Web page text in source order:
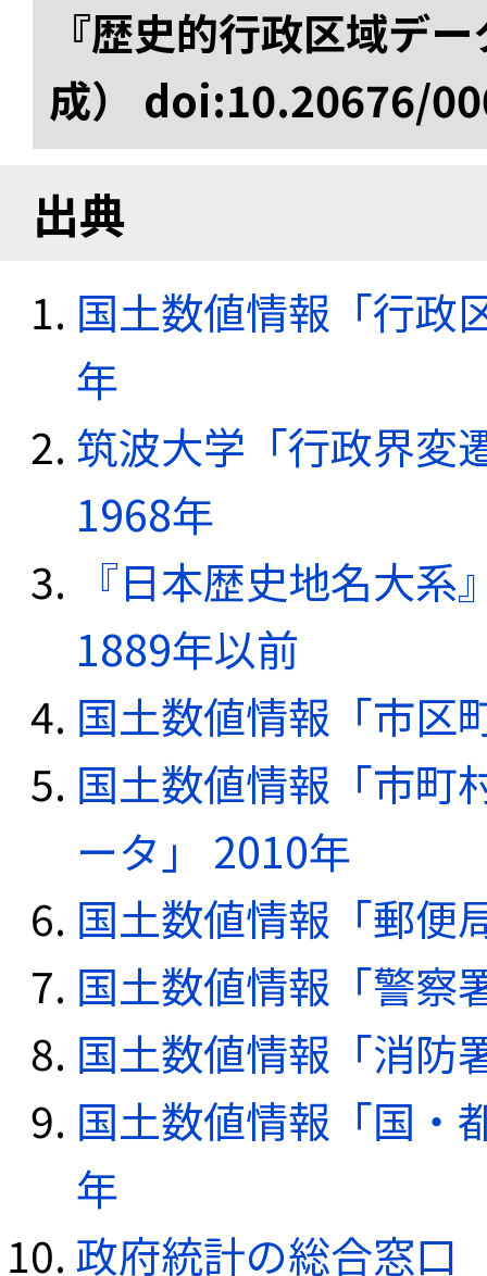
『歴史的行政区域デ
成） doi:10.20676/
出典
国土数値情報「行政
年
筑波大学「行政界変
1968年
『日本歴史地名大
1889年以前
国土数値情報「市区
国土数値情報「市町
ータ」 2010年
国土数値情報「郵便
国土数値情報「警察
国土数値情報「消防
国土数値情報「国・
年
政府統計の総合窓口